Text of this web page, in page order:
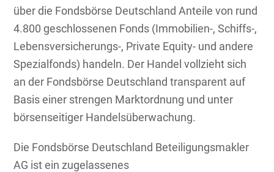
über die Fondsbörse Deutschland Anteile von rund
4.800 geschlossenen Fonds (Immobilien-, Schiffs-,
Lebensversicherungs-, Private Equity- und andere
Spezialfonds) handeln. Der Handel vollzieht sich
an der Fondsbörse Deutschland transparent auf
Basis einer strengen Marktordnung und unter
börsenseitiger Handelsüberwachung.
Die Fondsbörse Deutschland Beteiligungsmakler
AG ist ein zugelassenes